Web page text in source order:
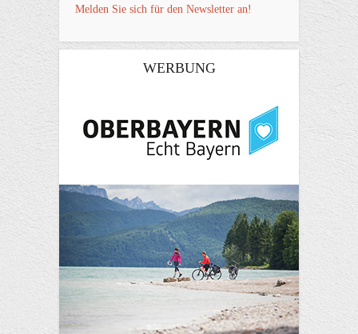
Melden Sie sich für den Newsletter an!
WERBUNG